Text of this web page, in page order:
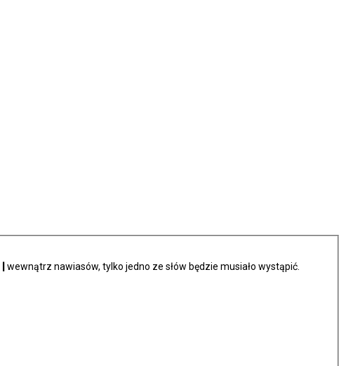
wewnątrz nawiasów, tylko jedno ze słów będzie musiało wystąpić.